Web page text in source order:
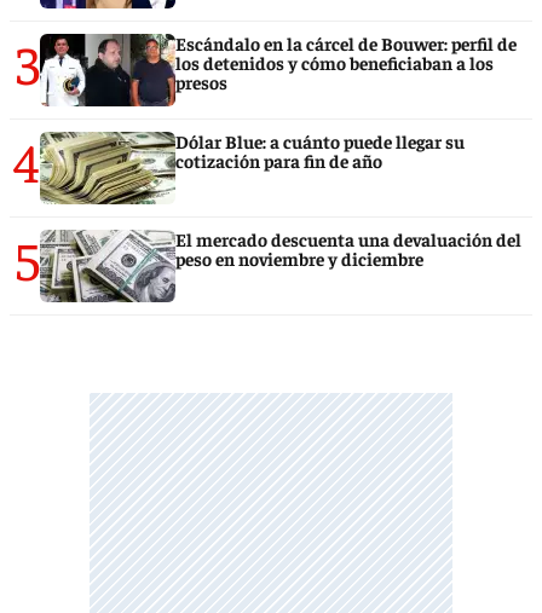
3
Escándalo en la cárcel de Bouwer: perfil de
los detenidos y cómo beneficiaban a los
presos
4
Dólar Blue: a cuánto puede llegar su
cotización para fin de año
5
El mercado descuenta una devaluación del
peso en noviembre y diciembre